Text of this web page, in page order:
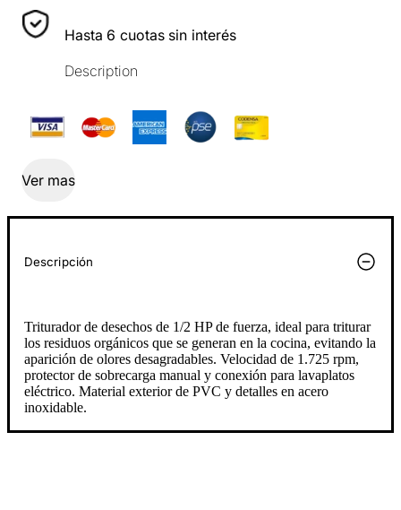
Hasta 6 cuotas sin interés
Description
Ver mas
Descripción
Triturador de desechos de 1/2 HP de fuerza, ideal para triturar
los residuos orgánicos que se generan en la cocina, evitando la
aparición de olores desagradables. Velocidad de 1.725 rpm,
protector de sobrecarga manual y conexión para lavaplatos
eléctrico. Material exterior de PVC y detalles en acero
inoxidable.